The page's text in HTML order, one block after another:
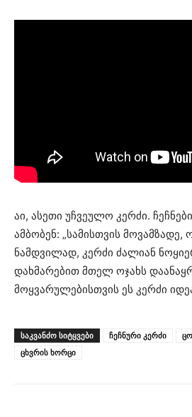
აი, ასეთი უჩვეულო კერძი.
ამბობენ: „სამისთვის მოვამზადე,
ნამდვილად, კერძი ძალიან
დახმარებით მთელ ოჯახს
მოყვარულებისთვის ეს კერძი
ᲡᲐᲙᲕᲐᲜᲫᲝ ᲡᲘᲢᲧᲕᲔᲑᲘ ჩეჩნური კერძი
ცხვრის ხორცი